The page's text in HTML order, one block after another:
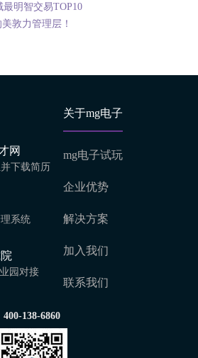
明智交易TOP10
敦力管理层！
网
下载简历
系统
园对接
关于mg电子
mg电子试玩
企业优势
解决方案
加入我们
联系我们
400-138-6860